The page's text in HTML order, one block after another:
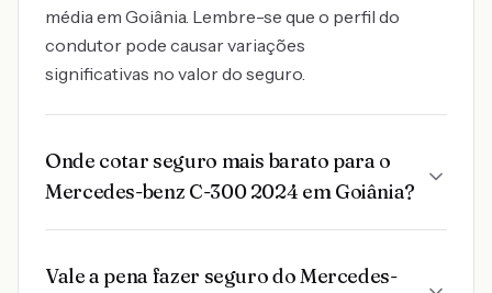
média em Goiânia. Lembre-se que o perfil do
condutor pode causar variações
significativas no valor do seguro.
Onde cotar seguro mais barato para o
Mercedes-benz C-300 2024 em Goiânia?
Vale a pena fazer seguro do Mercedes-